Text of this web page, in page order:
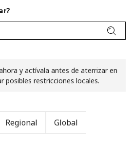
y actívala antes de aterrizar en
posibles restricciones locales.
Regional Global